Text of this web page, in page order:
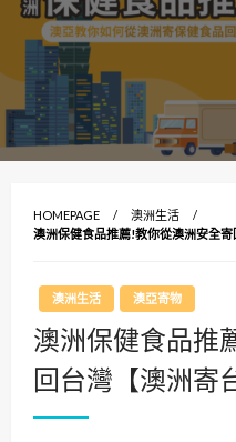
HOMEPAGE
澳洲生活
澳洲保健食品推薦!教你從澳洲安全寄
澳洲生活 澳亞寄物
澳洲保健食品推
回台灣【澳洲寄